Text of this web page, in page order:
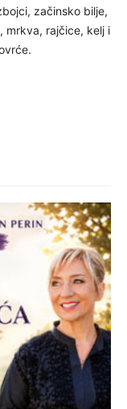
začinsko bilje,
mrkva, rajčice, kelj i